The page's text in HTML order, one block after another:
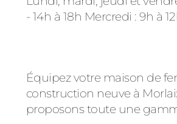
- 14h à 18h Mercredi : 9h à
Équipez votre maison de
construction neuve à
proposons toute une